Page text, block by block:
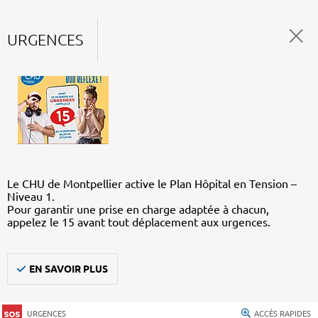
URGENCES
Le CHU de Montpellier active le Plan Hôpital en Tension –
Niveau 1.
Pour garantir une prise en charge adaptée à chacun,
appelez le 15 avant tout déplacement aux urgences.
EN SAVOIR PLUS
URGENCES ACCÈS RAPIDES